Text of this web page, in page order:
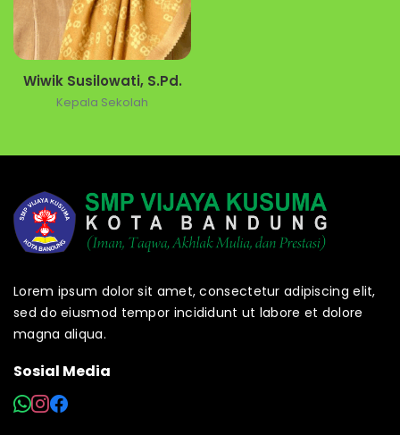
Wiwik Susilowati, S.Pd.
Kepala Sekolah
Lorem ipsum dolor sit amet, consectetur adipiscing elit,
sed do eiusmod tempor incididunt ut labore et dolore
magna aliqua.
Sosial Media